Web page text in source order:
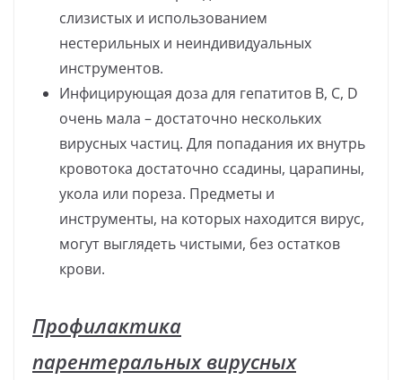
слизистых и использованием
нестерильных и неиндивидуальных
инструментов.
Инфицирующая доза для гепатитов В, С, D
очень мала – достаточно нескольких
вирусных частиц. Для попадания их внутрь
кровотока достаточно ссадины, царапины,
укола или пореза. Предметы и
инструменты, на которых находится вирус,
могут выглядеть чистыми, без остатков
крови.
Профилактика
парентеральных вирусных